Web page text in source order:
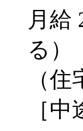
月給
る）
（
［